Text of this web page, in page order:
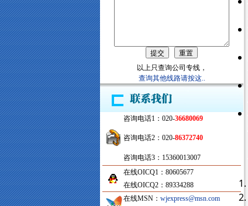
以上只查询公司专线，
查询其他线路请按这..
咨询电话1：020-36680069
咨询电话2：020-86372740
咨询电话3：15360013007
在线OICQ1：80605677
在线OICQ2：89334288
在线MSN： wjexpress@msn.com